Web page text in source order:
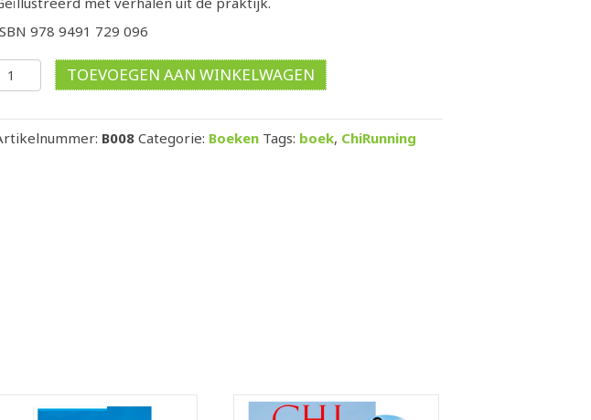
978 9491 729 096
TOEVOEGEN AAN WINKELWAGEN
B008 Categorie: Boeken Tags: boek, ChiRunning